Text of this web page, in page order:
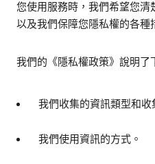
您使用服務時，我們希望您清
以及我們保障您隱私權的各種
我們的《隱私權政策》說明了
我們收集的資訊類型和收
我們使用資訊的方式。